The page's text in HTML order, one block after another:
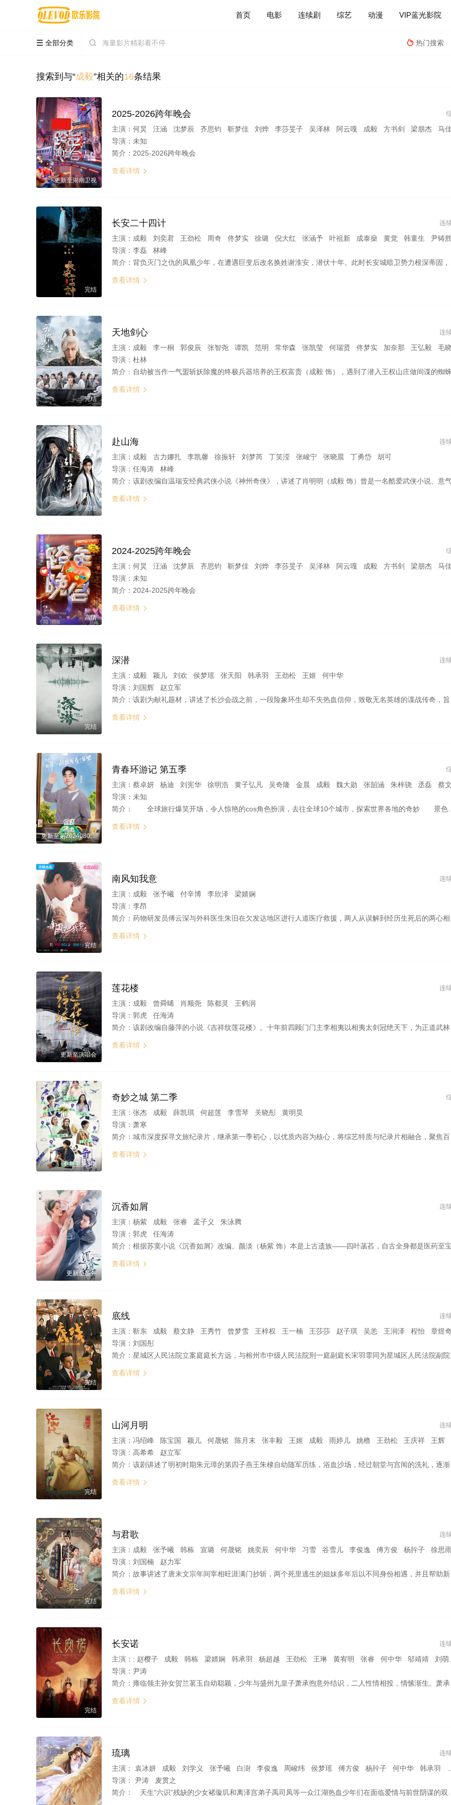
首页 电影 连续剧 综艺 动漫 VIP蓝光影院
 全部分类   热门搜索
搜索到与“成毅”相关的16条结果
更新至湖南卫视
2025-2026跨年晚会
主演： 何炅 汪涵 沈梦辰 齐思钧 靳梦佳 刘烨 李莎旻子 吴泽林 阿云嘎 成毅 方书剑 梁朋杰 马佳 奇
导演： 未知
简介： 2025-2026跨年晚会
查看详情 
完结
连
长安二十四计
主演： 成毅 刘奕君 王劲松 周奇 佟梦实 徐璐 倪大红 张涵予 叶祖新 成泰燊 黄觉 韩童生 尹铸胜 宋佳伦 边程 李宗翰 张晓谦 陈姝君 王子璇 王祖一 刘怡潼 郭丞 陈天
导演： 李磊 林峰
简介： 背负灭门之仇的凤凰少年，在遭遇巨变后改名换姓谢淮安，潜伏十年。此时长安城暗卫势力根深蒂固，各方势力欲夺王权。在波谲云诡的江湖纷争与朝堂暗战中，谢淮安十年布局复仇之棋，一步步揭开往事迷雾，侠义之战即将开始。
查看详情 
完结
连
天地剑心
主演： 成毅 李一桐 郭俊辰 张智尧 谭凯 范明 常华森 张凯莹 何瑞贤 佟梦实 加奈那 王弘毅 毛晓慧 卢靖姗 晏云
导演： 杜林
简介： 自幼被当作一气盟斩妖除魔的终极兵器培养的王权富贵（成毅 饰），遇到了潜入王权山庄做间谍的蜘蛛精清瞳（李一桐 饰）。清瞳的出现，越发激起富贵对妖怪看法的改变，在清瞳描绘的世界中，富贵体会到从未有过的自由，憧憬天下大同的信念也被逐渐点燃。相互救赎的二人，许下“万水千山我陪你看”的承诺，富贵在经历万剑穿心后，毅然挣脱王权山庄的桎梏，走上他们所坚持的道。
查看详情 
完结
连
赴山海
主演： 成毅 古力娜扎 李凯馨 徐振轩 刘梦芮 丁笑滢 张峻宁 张晓晨 丁勇岱 胡可
导演： 任海涛 林峰
简介： 该剧改编自温瑞安经典武侠小说《神州奇侠》，讲述了肖明明（成毅 饰）曾是一名酷爱武侠小说、意气风发、充满正义感的少年。可步入社会后，现实磨平了他的棱角，逐渐成了一介怂人，如今只靠上网写武侠小说寄托自己的侠心。适逢公司研发一款沉浸式科技魔典写作系统，该系统在输入小说大纲后，可将使用者投射为故事主角，并根据使用者的行动补全故事，生成小说。作为写手，肖明明以小说男主角萧秋水的视角游历了一次武林世界：他先后经历了“权力帮”的暗算追杀、兄弟唐柔身死、萧家遭难父母离世等，从武力低微、奉行苟且偷生的剑客，经历重重考验，逐步成长为一代侠者的故
查看详情 
高清
2024-2025跨年晚会
主演： 何炅 汪涵 沈梦辰 齐思钧 靳梦佳 刘烨 李莎旻子 吴泽林 阿云嘎 成毅 方书剑 梁朋杰 马佳 奇
导演： 未知
简介： 2024-2025跨年晚会
查看详情 
完结
连
深潜
主演： 成毅 颖儿 刘欢 侯梦瑶 张天阳 韩承羽 王劲松 王姬 何中华
导演： 刘国辉 赵立军
简介： 该剧为献礼题材，讲述了长沙会战之前，一段险象环生却不失热血信仰，致敬无名英雄的谍战传奇，旨在传递中国精神，弘扬中国力量。抗日战争时期，爱国青年云弘深与闻夜鸣在善恶交织的疑云迷雾下，局中设局、步步为营，在国恨面前放下家仇，将自己设为死棋，挖出潜伏在国军内部的日本特工“黑执事”，扭转长沙战局的高燃故事。
查看详情 
更新至第20240803期
青春环游记 第五季
主演： 蔡卓妍 杨迪 刘宪华 徐明浩 黄子弘凡 吴奇隆 金晨 成毅 魏大勋 张韶涵 朱梓骁 丞磊 蔡文静 毛晓彤 陈立农 谢霆锋 马天宇 宋雨琦 宁艺卓 黄仁俊 章昊 文俊辉 钟辰乐 王怡人 董思成 钱锟
导演： 未知
简介：
全球旅行爆笑开场，令人惊艳的cos角色扮演，去往全球10个城市，探索世界各地的奇妙 景色，发现鲜为人知的宝藏，在旅途中发掘当地人的生活方式、风俗习惯和传统文化。 2024拥抱龙年，飞龙在天，春游家族愿意与您，开启一场又一场的欢乐之旅。
查看详情 
完结
连
南风知我意
主演： 成毅 张予曦 付辛博 李欣泽 梁婧娴
导演： 李昂
简介： 药物研发员傅云深与外科医生朱旧在欠发达地区进行人道医疗救援，两人从误解到经历生死后的两心相许，还来不及坦诚心意，一场事故让傅云深陷入人生低谷，他斩断与朱旧的联系。一年后，朱旧以家庭医生的身份与傅云深重逢，面对他的百般刁难，朱旧用坚韧乐观的心态与不离不弃的爱慢慢融化云深，陪他走出黑暗深渊。 同时本剧也讲述了顾阮阮倒追傅西洲，两人先婚后爱的甜虐故事。
查看详情 
更新至演唱会
连
莲花楼
主演： 成毅 曾舜晞 肖顺尧 陈都灵 王鹤润
导演： 郭虎 任海涛
简介： 该剧改编自藤萍的小说《吉祥纹莲花楼》。十年前四顾门门主李相夷以相夷太剑冠绝天下，为正道武林之光，却因与金鸳盟盟主笛飞声约战东海，两大高手就此消失在万顷碧波之上。四顾门与金鸳盟也两败俱伤渐渐消失于江湖。十年后乡间游医李莲花拖着一座莲花楼行走世间，误打误撞得了个名医的头衔，本不想涉足江湖的他就这样卷入江湖。梦想行侠仗义安天下的热血少爷方多病则察觉李莲花不简单，于是誓要找出李莲花假冒名医的罪证，而一直将李相夷视为劲敌的笛飞声，在重出江湖后认出不起眼的游医李莲花就是李相宜，又怎能轻易放过。经过一系列案件，三人竟在嬉笑怒骂的破案过程中结下了深厚的友谊。本已无心江湖事的李莲花和笛飞声在以天下安危为己任的少年方多病的带动下也重新燃起热血豪情，三人携手战斗，共破江湖奇案，还天下正义和太平。
查看详情 
更新至第3期
奇妙之城 第二季
主演： 张杰 成毅 薛凯琪 何超莲 李雪琴 关晓彤 黄明昊
导演： 萧寒
简介： 城市深度探寻文旅纪录片，继承第一季初心，以优质内容为核心，将综艺特质与纪录片相融合，聚焦百味生活探究城市奥妙。以明星探寻和生活于城市中的文艺爱好者、饕餮美食家和匠心青年等等为切入点勾勒城市内在精神的人物故事。
查看详情 
更新至番外
连
沉香如屑
主演： 杨紫 成毅 张睿 孟子义 朱泳腾
导演： 郭虎 任海涛
简介： 根据苏寞小说《沉香如屑》改编。颜淡（杨紫 饰）本是上古遗族——四叶菡萏，自古全身都是医药至宝，由于提前一百年与她那双生姊妹芷昔在王母盛宴上化形成人，这便遇到了生平最大的劫——情劫。本想用半颗心换应渊君（成毅 饰）的真情，却不料要用风华正茂的八百年来忘却他。一尾上古遗留仅剩自己的九鳍 ，习惯了颜淡的故事，竟将自己融入到颜淡的故事里，为寻颜淡弃仙成妖，余墨山主便成了颜淡重新开始生活的强大寄托。铘阑山，也成了他们一起安定的家，为了壮大自己，余墨常带颜淡"日行一善"，处罚恶人时却遇到前世应渊君，今生除妖天师唐周的阻扰和迫害。进而展开了颜淡和这天师既斗智，又共患难的凡间生活。在帮助唐周找寻四件上古神器的同时，发现了一个又一个带着神秘色彩的事情。神器寻完，帝君归位。颜淡此刻终于发现自己的归属。
查看详情 
完结
连
底线
主演： 靳东 成毅 蔡文静 王秀竹 曾梦雪 王梓权 王一楠 王莎莎 赵子琪 吴恙 王润泽 程怡 章煜奇 张志坚 王劲松 刘敏涛 刘钧 岳旸 左小青 印小天 曹骏 毕彦君 吴彦姝 翟万臣 曹磊 黄小蕾 孙强 李乃
导演： 刘国彤
简介： 星城区人民法院立案庭庭长方远，与榕州市中级人民法院刑一庭副庭长宋羽霏同为星城区人民法院副院长张伟民的徒弟，师徒三人将青春与热血都奉献给了中国的司法事业。而今，方远的徒弟兼法助周亦安也刚刚成为员额法官，曾经的师徒团，现在分散到不同的审判岗位，继续发光发热。最高法研究室的年轻女干部叶芯突然空降，让星城法院有了更多变化。这三代法院人，在一宗宗案件中，发扬着法院传帮带的优良传统，他们始终坚守着司法、道德、人性的底线。
查看详情 
完结
连
山河月明
主演： 冯绍峰 陈宝国 颖儿 何晟铭 陈月末 张丰毅 王姬 成毅 雨婷儿 姚橹 王劲松 王庆祥 王辉 张光北 王绘春 杜源 毕彦君 杨明娜
导演： 高希希 赵立军
简介： 该剧讲述了明初时期朱元璋的第四子燕王朱棣自幼随军历练，浴血沙场，经过朝堂与宫闱的洗礼，逐渐成长为一名杰出的政治军事家，最终开创了“远迈汉唐”的永乐盛世的故事。
查看详情 
完结
连
与君歌
主演： 成毅 张予曦 韩栋 宣璐 何晟铭 姚奕辰 何中华 习雪 谷雪儿 李俊逸 傅方俊 杨肸子 徐思雨 韩承羽 白
导演： 刘国楠 赵力军
简介： 故事讲述了唐末文宗年间宰相旺涯满门抄斩，两个死里逃生的姐妹多年后以不同身份相遇，并且帮助新帝李炎重振大唐的故事。 本剧根据飞花中篇小说《剑器行》改编。
查看详情 
完结
连
长安诺
主演： : 赵樱子 成毅 韩栋 梁婧娴 韩承羽 杨超越 王劲松 王琳 黄宥明 张睿 何中华 邬靖靖 刘萌萌 赵文浩 赵东泽 薛泽源 唐瑞雪 张墨锡 傅方俊 黄羿 李泽 付梦妮 卢星宇 杨晋恒
导演： 尹涛
简介： 雍临领主孙女贺兰茗玉自幼聪颖，少年与盛州九皇子萧承煦意外结识，二人性情相投，情愫渐生。萧承煦“战死”的消息误传，茗玉为救承煦胞弟萧承轩，被迫嫁与承煦三哥盛州王萧承睿，身陷后宫。萧承煦屡立战功助萧承睿称帝，建立大晟国，却因功高盖主遭到其猜忌，加之得知当年母妃身死、父王传位的真相，承煦决意篡权复仇。还未得手，萧承睿却旧疾复发溘然薨逝，并下诏令茗玉之子萧启元继位，以牵制萧承煦，稳固朝堂。萧承煦被迫扶持萧启元，却仍一心求娶贺兰茗玉。与此同时，启元渐渐长大，不满萧承煦的控制，更在旁人挑拨下得知母亲与萧承煦私情，对其二人心生怨恨。贺兰茗玉以大晟上下安定为重，竭力在启元和萧承煦之间寻求平衡。岂料承煦最终战死，而启元也生就一世情痴，随宠妃董若萱病逝而去。茗玉为了大晟的将来，再一次坚强陪伴在登基的小皇帝身边。
查看详情 
连
琉璃
主演：
袁冰妍 成毅 刘学义 张予曦 白澍 李俊逸 周峻纬 侯梦瑶 傅方俊 杨肸子 何中华 韩承羽 朱梓骁 姚奕辰 何晟铭 赵樱子 张棪琰 黄宥明 钱泳辰 杜俊泽
导演：
尹涛 麦贯之
简介：
天生“六识”残缺的少女褚璇玑和离泽宫弟子禹司凤等一众江湖热血少年们在面临爱情与前世阴谋的双重压力下，经历磨难，饱尝悲欢离合，一路成长与收获，携手共对百般腥风血雨，缔造了一段极具色彩的仙侠传奇。